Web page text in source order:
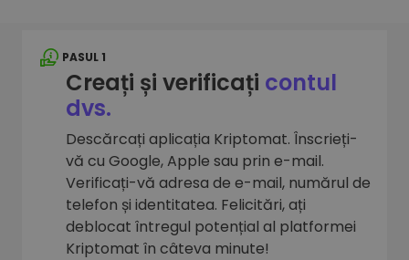
PASUL 1
Creați și verificați contul
dvs.
Descărcați aplicația Kriptomat. Înscrieți-
vă cu Google, Apple sau prin e-mail.
Verificați-vă adresa de e-mail, numărul de
telefon și identitatea. Felicitări, ați
deblocat întregul potențial al platformei
Kriptomat în câteva minute!